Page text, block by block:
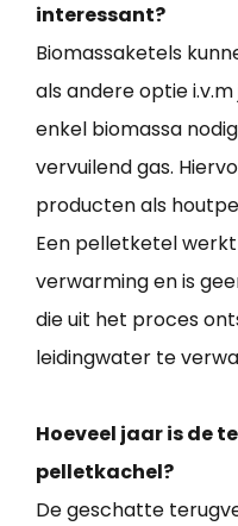
interessant?
Biomassaketels
als andere optie
enkel biomassa
vervuilend gas.
producten als
Een pelletketel
verwarming en is
die uit het proces
leidingwater te
Hoeveel jaar is de
pelletkachel?
De geschatte